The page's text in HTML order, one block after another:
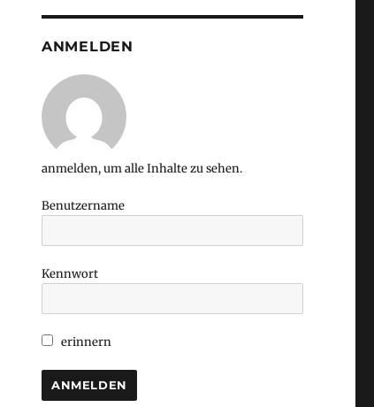
ANMELDEN
anmelden, um alle Inhalte zu sehen.
Benutzername
Kennwort
erinnern